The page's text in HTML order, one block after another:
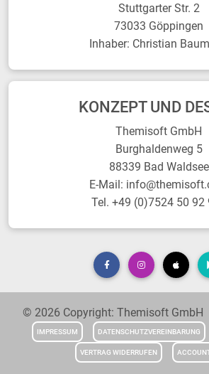
Stuttgarter Str. 2
73033 Göppingen
Inhaber: Christian
KONZEPT UND
Themisoft GmbH
Burghaldenweg 5
88339 Bad Waldsee
E-Mail:
Tel. +49 (0)7524 50 92
© 2026 Copyright: Themisoft
IMPRESSUM DATENSCHUTZVEREINBARUNG
VERTRAG WIDERRUFEN